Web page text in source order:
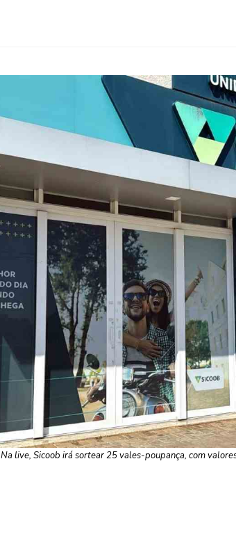
Na live, Sicoob irá sortear 25 vales-poupança, com